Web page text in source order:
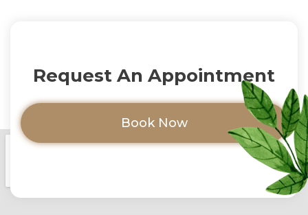
Request An Appointment
Book Now